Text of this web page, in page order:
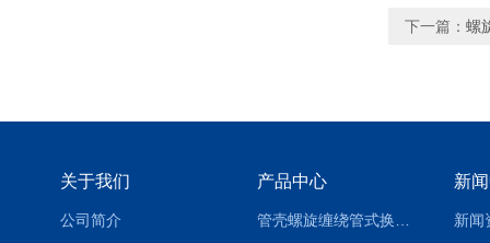
下一篇： 螺
关于我们
公司简介
产品中心 新
新闻